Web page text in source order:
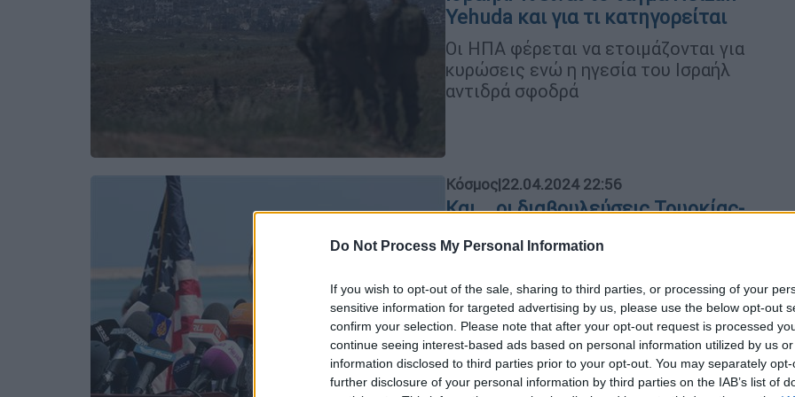
Do Not Process My Personal Information
If you wish to opt-out of the sale, sharing to third parties, or processing of your
sensitive information for targeted advertising by us, please use the below opt-out
confirm your selection. Please note that after your opt-out request is processed
continue seeing interest-based ads based on personal information utilized by us
information disclosed to third parties prior to your opt-out. You may separately
further disclosure of your personal information by third parties on the IAB’s list of
Yehuda και για τι κατηγορείται
Οι ΗΠΑ φέρεται να ετοιμάζονται για
κυρώσεις ενώ η ηγεσία του Ισραήλ
αντιδρά σφοδρά
Κόσμος|22.04.2024 22:56
Και... οι διαβουλεύσεις Τουρκίας-
Αμερικανίδας πρέσβειρας στην
Η επίσκεψη της Αμερικανίδας
αξιωματούχου, Ελίζαμπεθ Ρίτσαρντ
σήμερα στην Άγκυρα αποδεικνύει ότι
οι διαβουλεύσεις εξακολουθούν να